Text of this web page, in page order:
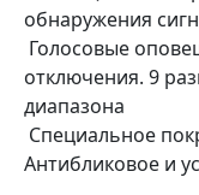
обнаружения
Голосовые
отключения. 9
диапазона
Специальное
Антибликовое и